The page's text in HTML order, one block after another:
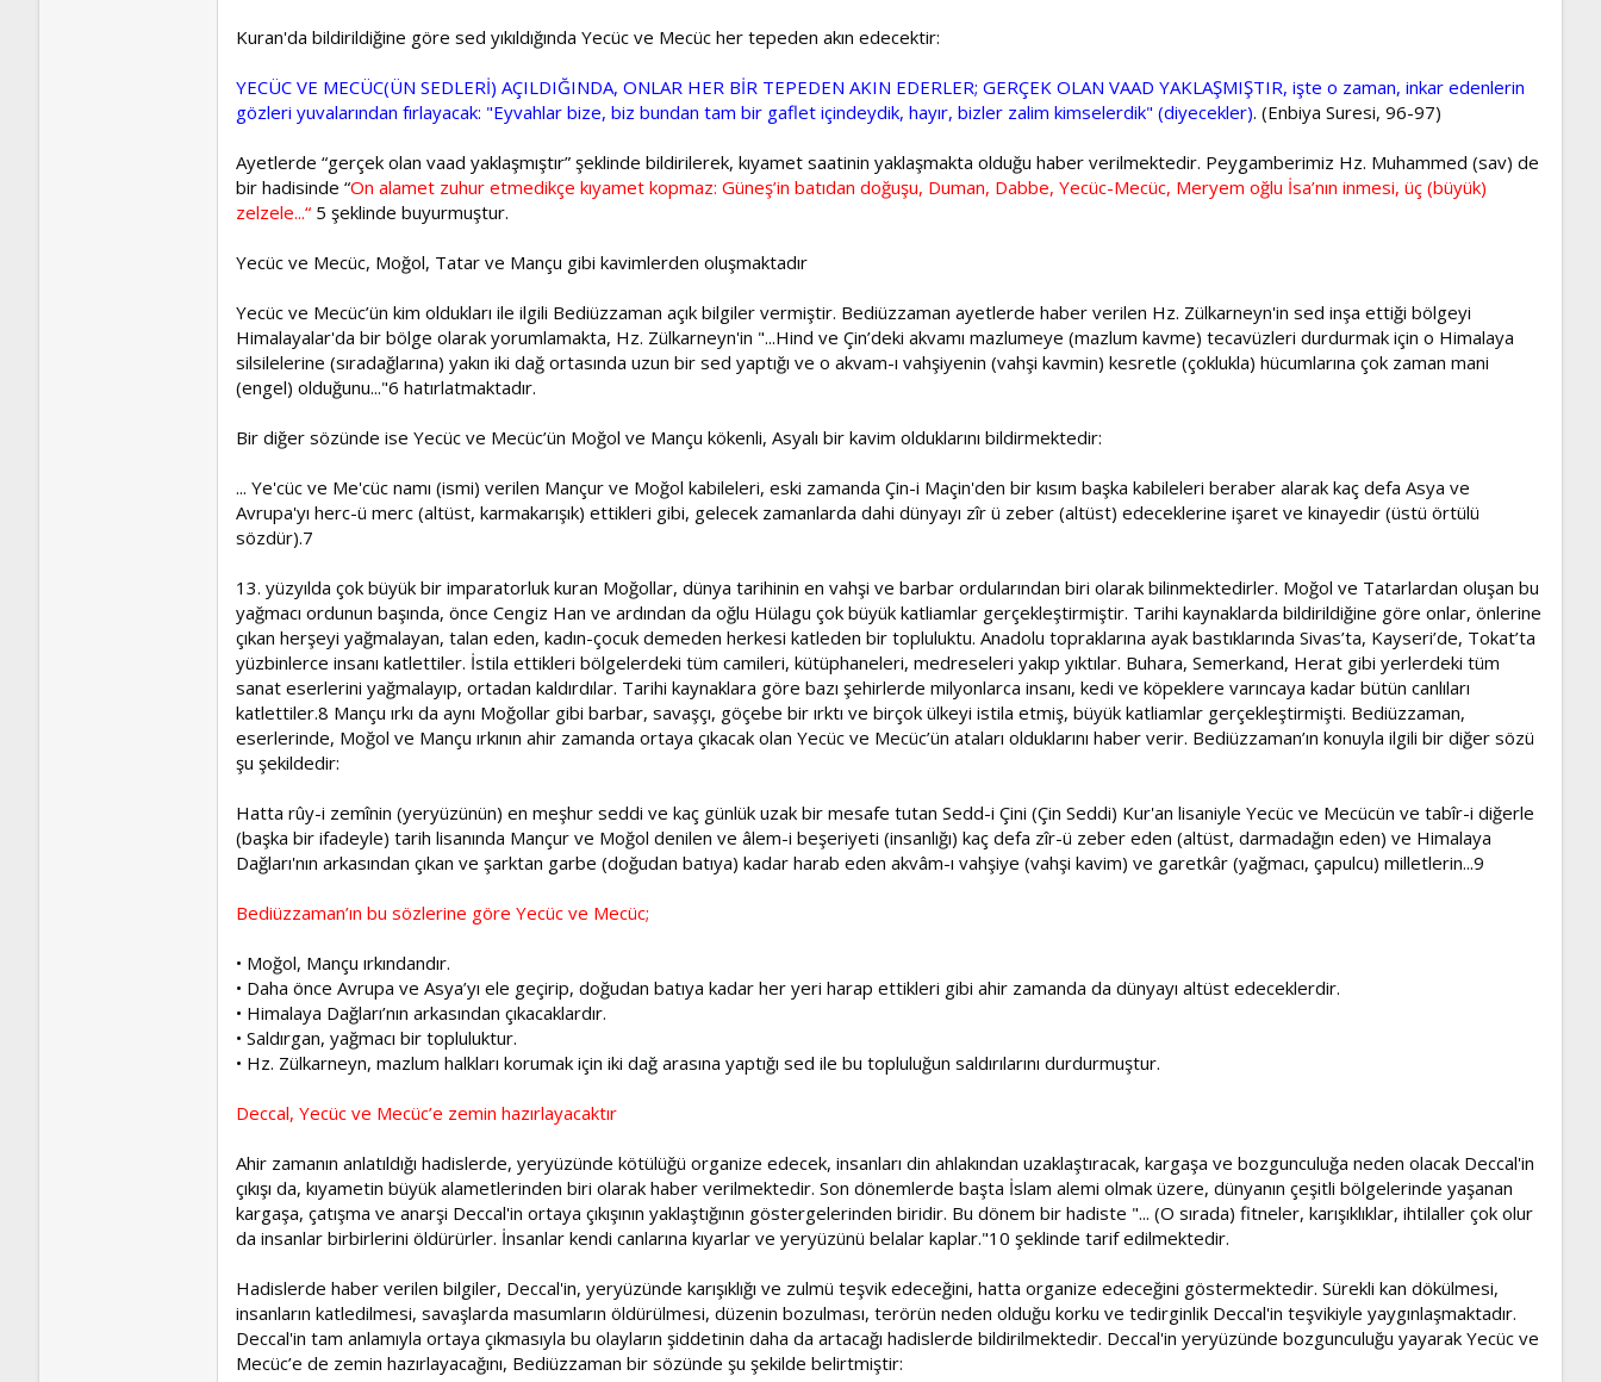
Kuran'da bildirildiğine göre sed yıkıldığında Yecüc ve Mecüc her tepeden akın edecektir:
YECÜC VE MECÜC(ÜN SEDLERİ) AÇILDIĞINDA, ONLAR HER BİR TEPEDEN AKIN EDERLER; GERÇEK OLAN VAAD YAKLAŞMIŞTIR, işte o zaman, inkar edenlerin
gözleri yuvalarından fırlayacak: "Eyvahlar bize, biz bundan tam bir gaflet içindeydik, hayır, bizler zalim kimselerdik" (diyecekler). (Enbiya Suresi, 96-97)
Ayetlerde “gerçek olan vaad yaklaşmıştır” şeklinde bildirilerek, kıyamet saatinin yaklaşmakta olduğu haber verilmektedir. Peygamberimiz Hz. Muhammed (sav) de
bir hadisinde “On alamet zuhur etmedikçe kıyamet kopmaz: Güneş’in batıdan doğuşu, Duman, Dabbe, Yecüc-Mecüc, Meryem oğlu İsa’nın inmesi, üç (büyük)
zelzele...“ 5 şeklinde buyurmuştur.
Yecüc ve Mecüc, Moğol, Tatar ve Mançu gibi kavimlerden oluşmaktadır
Yecüc ve Mecüc’ün kim oldukları ile ilgili Bediüzzaman açık bilgiler vermiştir. Bediüzzaman ayetlerde haber verilen Hz. Zülkarneyn'in sed inşa ettiği bölgeyi
Himalayalar'da bir bölge olarak yorumlamakta, Hz. Zülkarneyn'in "...Hind ve Çin’deki akvamı mazlumeye (mazlum kavme) tecavüzleri durdurmak için o Himalaya
silsilelerine (sıradağlarına) yakın iki dağ ortasında uzun bir sed yaptığı ve o akvam-ı vahşiyenin (vahşi kavmin) kesretle (çoklukla) hücumlarına çok zaman mani
(engel) olduğunu..."6 hatırlatmaktadır.
Bir diğer sözünde ise Yecüc ve Mecüc’ün Moğol ve Mançu kökenli, Asyalı bir kavim olduklarını bildirmektedir:
... Ye'cüc ve Me'cüc namı (ismi) verilen Mançur ve Moğol kabileleri, eski zamanda Çin-i Maçin'den bir kısım başka kabileleri beraber alarak kaç defa Asya ve
Avrupa'yı herc-ü merc (altüst, karmakarışık) ettikleri gibi, gelecek zamanlarda dahi dünyayı zîr ü zeber (altüst) edeceklerine işaret ve kinayedir (üstü örtülü
sözdür).7
13. yüzyılda çok büyük bir imparatorluk kuran Moğollar, dünya tarihinin en vahşi ve barbar ordularından biri olarak bilinmektedirler. Moğol ve Tatarlardan oluşan bu
yağmacı ordunun başında, önce Cengiz Han ve ardından da oğlu Hülagu çok büyük katliamlar gerçekleştirmiştir. Tarihi kaynaklarda bildirildiğine göre onlar, önlerine
çıkan herşeyi yağmalayan, talan eden, kadın-çocuk demeden herkesi katleden bir topluluktu. Anadolu topraklarına ayak bastıklarında Sivas’ta, Kayseri’de, Tokat’ta
yüzbinlerce insanı katlettiler. İstila ettikleri bölgelerdeki tüm camileri, kütüphaneleri, medreseleri yakıp yıktılar. Buhara, Semerkand, Herat gibi yerlerdeki tüm
sanat eserlerini yağmalayıp, ortadan kaldırdılar. Tarihi kaynaklara göre bazı şehirlerde milyonlarca insanı, kedi ve köpeklere varıncaya kadar bütün canlıları
katlettiler.8 Mançu ırkı da aynı Moğollar gibi barbar, savaşçı, göçebe bir ırktı ve birçok ülkeyi istila etmiş, büyük katliamlar gerçekleştirmişti. Bediüzzaman,
eserlerinde, Moğol ve Mançu ırkının ahir zamanda ortaya çıkacak olan Yecüc ve Mecüc’ün ataları olduklarını haber verir. Bediüzzaman’ın konuyla ilgili bir diğer sözü
şu şekildedir:
Hatta rûy-i zemînin (yeryüzünün) en meşhur seddi ve kaç günlük uzak bir mesafe tutan Sedd-i Çini (Çin Seddi) Kur'an lisaniyle Yecüc ve Mecücün ve tabîr-i diğerle
(başka bir ifadeyle) tarih lisanında Mançur ve Moğol denilen ve âlem-i beşeriyeti (insanlığı) kaç defa zîr-ü zeber eden (altüst, darmadağın eden) ve Himalaya
Dağları'nın arkasından çıkan ve şarktan garbe (doğudan batıya) kadar harab eden akvâm-ı vahşiye (vahşi kavim) ve garetkâr (yağmacı, çapulcu) milletlerin...9
Bediüzzaman’ın bu sözlerine göre Yecüc ve Mecüc;
• Moğol, Mançu ırkındandır.
• Daha önce Avrupa ve Asya’yı ele geçirip, doğudan batıya kadar her yeri harap ettikleri gibi ahir zamanda da dünyayı altüst edeceklerdir.
• Himalaya Dağları’nın arkasından çıkacaklardır.
• Saldırgan, yağmacı bir topluluktur.
• Hz. Zülkarneyn, mazlum halkları korumak için iki dağ arasına yaptığı sed ile bu topluluğun saldırılarını durdurmuştur.
Deccal, Yecüc ve Mecüc’e zemin hazırlayacaktır
Ahir zamanın anlatıldığı hadislerde, yeryüzünde kötülüğü organize edecek, insanları din ahlakından uzaklaştıracak, kargaşa ve bozgunculuğa neden olacak Deccal'in
çıkışı da, kıyametin büyük alametlerinden biri olarak haber verilmektedir. Son dönemlerde başta İslam alemi olmak üzere, dünyanın çeşitli bölgelerinde yaşanan
kargaşa, çatışma ve anarşi Deccal'in ortaya çıkışının yaklaştığının göstergelerinden biridir. Bu dönem bir hadiste "... (O sırada) fitneler, karışıklıklar, ihtilaller çok olur
da insanlar birbirlerini öldürürler. İnsanlar kendi canlarına kıyarlar ve yeryüzünü belalar kaplar."10 şeklinde tarif edilmektedir.
Hadislerde haber verilen bilgiler, Deccal'in, yeryüzünde karışıklığı ve zulmü teşvik edeceğini, hatta organize edeceğini göstermektedir. Sürekli kan dökülmesi,
insanların katledilmesi, savaşlarda masumların öldürülmesi, düzenin bozulması, terörün neden olduğu korku ve tedirginlik Deccal'in teşvikiyle yaygınlaşmaktadır.
Deccal'in tam anlamıyla ortaya çıkmasıyla bu olayların şiddetinin daha da artacağı hadislerde bildirilmektedir. Deccal'in yeryüzünde bozgunculuğu yayarak Yecüc ve
Mecüc’e de zemin hazırlayacağını, Bediüzzaman bir sözünde şu şekilde belirtmiştir: